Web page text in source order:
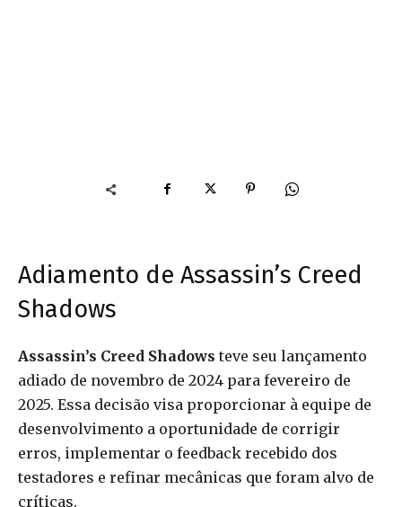
Adiamento de Assassin’s Creed
Shadows
Assassin’s Creed Shadows teve seu lançamento
adiado de novembro de 2024 para fevereiro de
2025. Essa decisão visa proporcionar à equipe de
desenvolvimento a oportunidade de corrigir
erros, implementar o feedback recebido dos
testadores e refinar mecânicas que foram alvo de
críticas.